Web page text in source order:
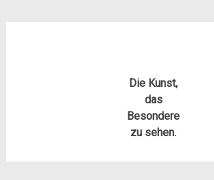
Die Kunst,
das
Besondere
zu sehen.